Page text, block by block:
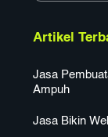
Artikel
Jasa
Ampuh
Jasa Bikin